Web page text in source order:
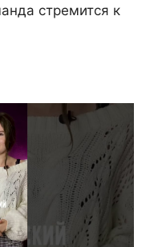
стремится к